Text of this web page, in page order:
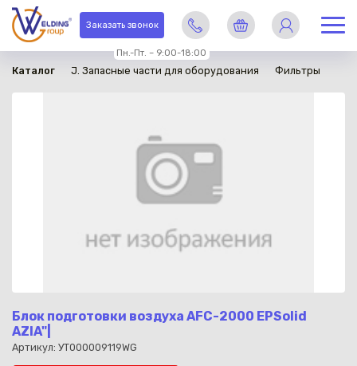
Заказать звонок
Пн.-Пт. – 9:00-18:00
Каталог J. Запасные части для оборудования Фильтры
Блок подготовки воздуха AFC-2000 EPSolid
AZIA"|
Артикул: УТ000009119WG
в наличии